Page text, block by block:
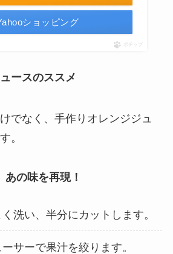
ショッピング
ポチップ
ースのススメ
でなく、手作りオレンジジュ
。
の味を再現！
洗い、半分にカットします。
サーで果汁を絞ります。